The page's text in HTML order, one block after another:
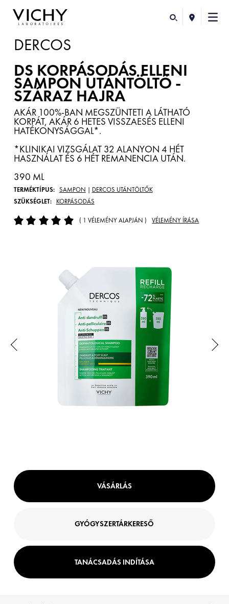
DERCOS
DS KORPÁSODÁS ELLENI
SAMPON UTÁNTÖLTŐ -
SZÁRAZ HAJRA
AKÁR 100%-BAN MEGSZÜNTETI A LÁTHATÓ
KORPÁT, AKÁR 6 HETES VISSZAESÉS ELLENI
HATÉKONYSÁGGAL*.
*KLINIKAI VIZSGÁLAT 32 ALANYON 4 HÉT
HASZNÁLAT ÉS 6 HÉT REMANENCIA UTÁN.
390 ML
TERMÉKTÍPUS: SAMPON | DERCOS UTÁNTÖLTŐK
SZÜKSÉGLET:
KORPÁSODÁS
( 1 VÉLEMÉNY ALAPJÁN ) VÉLEMÉNY ÍRÁSA
VÁSÁRLÁS
GYÓGYSZERTÁRKERESŐ
TANÁCSADÁS INDÍTÁSA